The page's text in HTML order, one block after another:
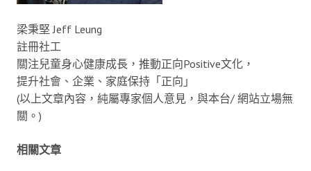
梁秉堅 Jeff Leung
註冊社工
關注兒童身心健康成長，推動正向Positive文化，
提升社會、企業、家庭保持「正向」
(以上文章內容，純屬專家個人意見，與本台/ 網站立場無
關。)
相關文章